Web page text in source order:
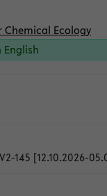
Ecology
145 [12.10.2026-